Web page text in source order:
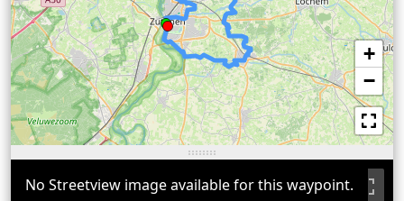
+
−
No Streetview image available for this waypoint.